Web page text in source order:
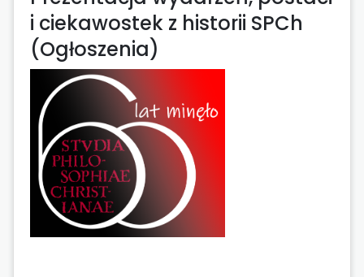
i ciekawostek z historii SPCh
(Ogłoszenia)